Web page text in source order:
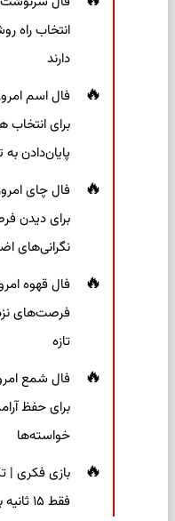
انتخاب راه
دارند
برای
پایان‌دادن به
برای دیدن
نگرانی‌های
فرصت‌های
تازه
برای حفظ
خواسته‌ها
بازی فکری |
فقط ۱۵ ثانیه برای پیداکردنش وقت دارید